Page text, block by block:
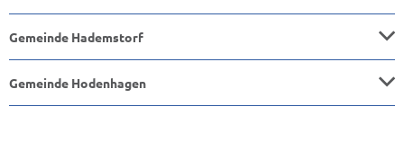
Gemeinde Hademstorf
Gemeinde Hodenhagen